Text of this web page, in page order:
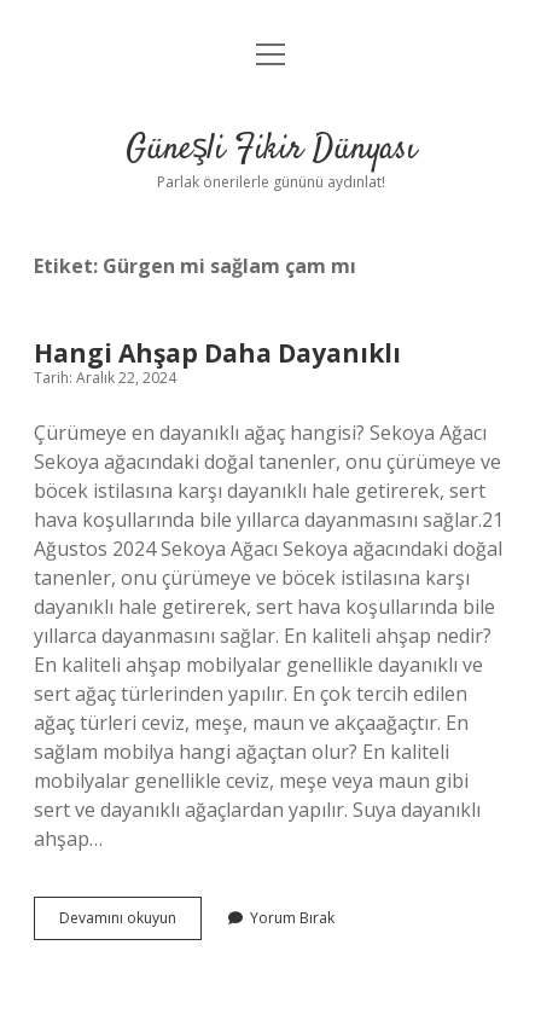
Anasayfa
Yasal Uyarı
menüyü
Güneşli Fikir Dünyası
Parlak önerilerle gününü aydınlat!
Etiket: Gürgen mi sağlam çam mı
Hangi Ahşap Daha Dayanıklı
Tarih: Aralık 22, 2024
Çürümeye en dayanıklı ağaç hangisi? Sekoya Ağacı
Sekoya ağacındaki doğal tanenler, onu çürümeye ve
böcek istilasına karşı dayanıklı hale getirerek, sert
hava koşullarında bile yıllarca dayanmasını sağlar.21
Ağustos 2024 Sekoya Ağacı Sekoya ağacındaki doğal
tanenler, onu çürümeye ve böcek istilasına karşı
dayanıklı hale getirerek, sert hava koşullarında bile
yıllarca dayanmasını sağlar. En kaliteli ahşap nedir?
En kaliteli ahşap mobilyalar genellikle dayanıklı ve
sert ağaç türlerinden yapılır. En çok tercih edilen
ağaç türleri ceviz, meşe, maun ve akçaağaçtır. En
sağlam mobilya hangi ağaçtan olur? En kaliteli
mobilyalar genellikle ceviz, meşe veya maun gibi
sert ve dayanıklı ağaçlardan yapılır. Suya dayanıklı
ahşap…
Devamını okuyun
Ahşap
Yorum Bırak